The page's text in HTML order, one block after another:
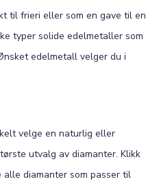
Bookman
Edwardian
til frieri eller som en gave til en
typer solide edelmetaller som
edelmetall velger du i
velge en naturlig eller
utvalg av diamanter. Klikk
diamanter som passer til